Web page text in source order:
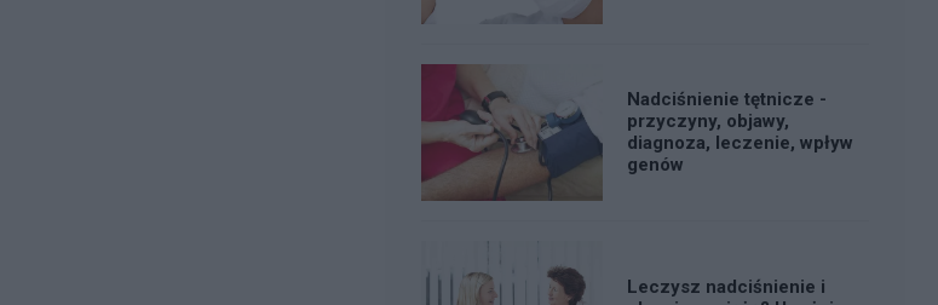
Nadciśnienie tętnicze -
przyczyny, objawy,
diagnoza, leczenie, wpływ
genów
Leczysz nadciśnienie i